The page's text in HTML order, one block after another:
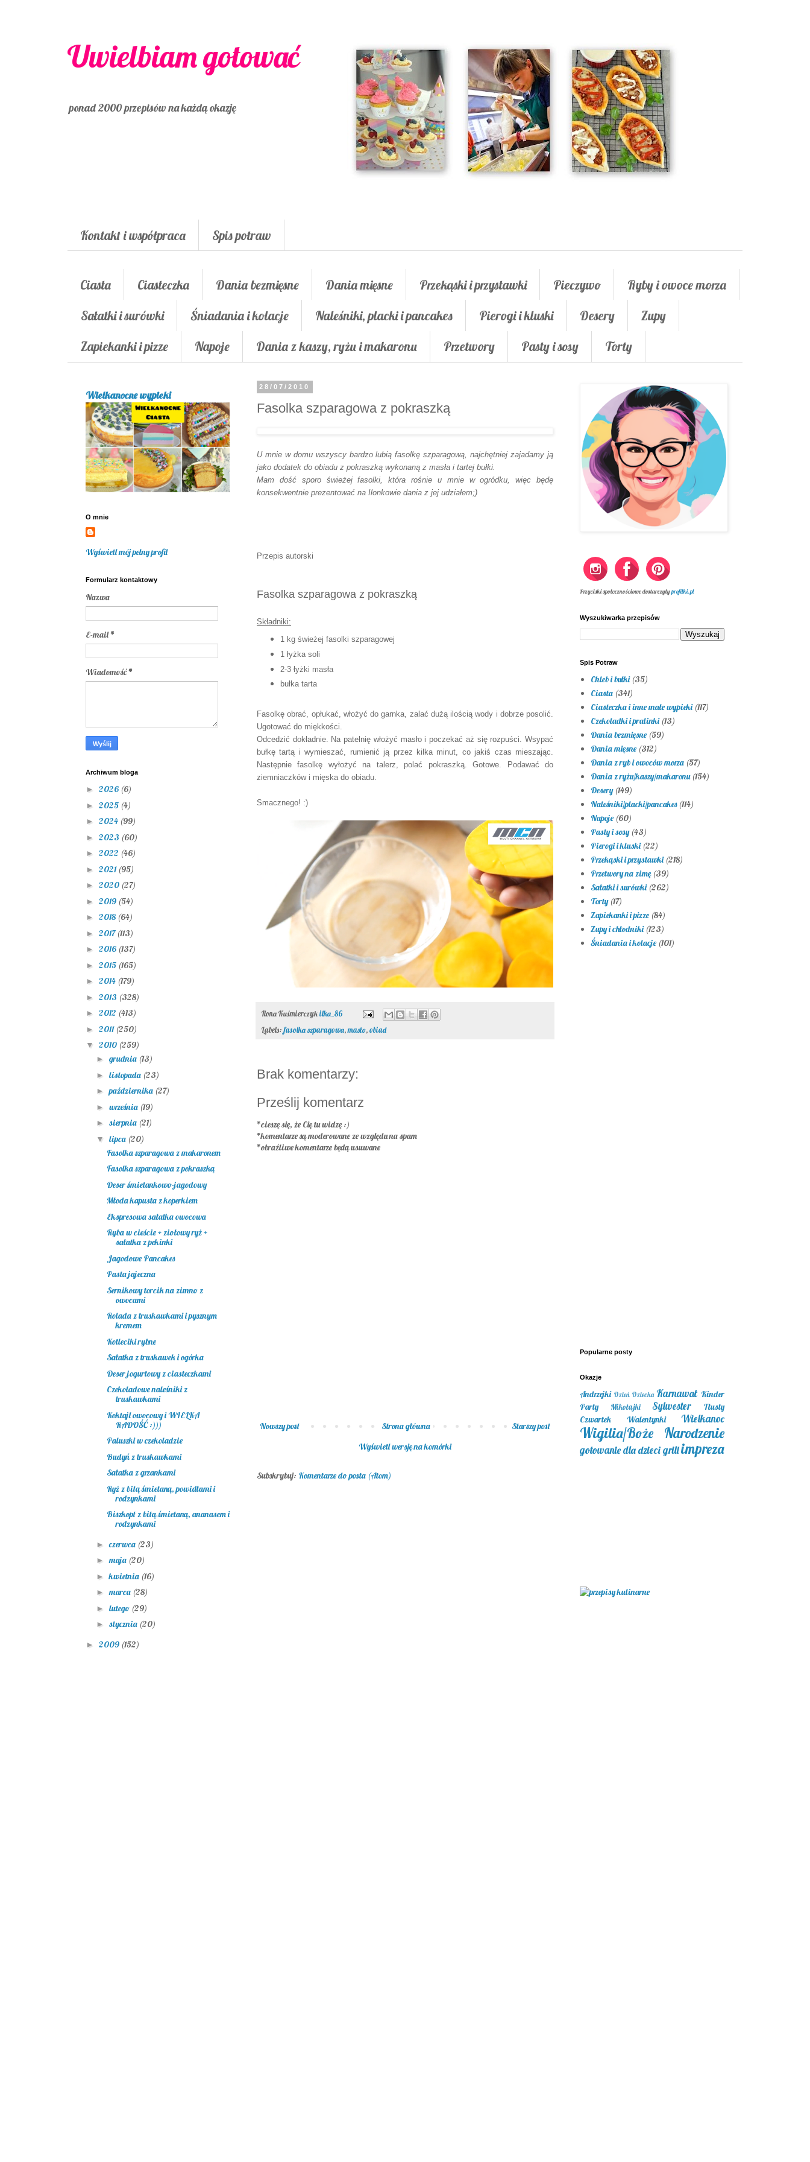
Uwielbiam gotować
ponad 2000 przepisów na każdą okazję
Kontakt i współpraca Spis potraw
Ciasta Ciasteczka Dania bezmięsne Dania mięsne Przekąski i przystawki Pieczywo
Ryby i owoce morza
Sałatki i surówki
Śniadania i kolacje Naleśniki, placki i pancakes Pierogi i kluski Desery
Zupy
Zapiekanki i pizze
Napoje Dania z kaszy, ryżu i makaronu Przetwory Pasty i sosy Torty
28/07/2010
Fasolka szparagowa z pokraszką
U mnie w domu wszyscy bardzo lubią fasolkę szparagową, najchętniej zajadamy ją
jako dodatek do obiadu z pokraszką wykonaną z masła i tartej bułki.
Mam dość sporo świeżej fasolki, która rośnie u mnie w ogródku, więc będę
konsekwentnie prezentować na Ilonkowie dania z jej udziałem;)
Przepis autorski
Fasolka szparagowa z pokraszką
Składniki:
1 kg świeżej fasolki szparagowej
1 łyżka soli
2-3 łyżki masła
bułka tarta
Fasolkę obrać, opłukać, włożyć do garnka, zalać dużą ilością wody i dobrze posolić.
Ugotować do miękkości.
Odcedzić dokładnie. Na patelnię włożyć masło i poczekać aż się rozpuści. Wsypać
bułkę tartą i wymieszać, rumienić ją przez kilka minut, co jakiś czas mieszając.
Następnie fasolkę wyłożyć na talerz, polać pokraszką. Gotowe. Podawać do
ziemniaczków i mięska do obiadu.
Smacznego! :)
Ilona Kuśmierczykilka_86
Labels:fasolka szparagowa,masło,obiad
Brak komentarzy:
Prześlij komentarz
*cieszę się, że Cię tu widzę :)
*komentarze są moderowane ze względu na spam
*obraźliwe komentarze będą usuwane
Nowszy post Starszy post
Strona główna
Wyświetl wersję na komórki
Subskrybuj: Komentarze do posta (Atom)
Wielkanocne wypieki
O mnie
Wyświetl mój pełny profil
Formularz kontaktowy
Nazwa
E-mail*
Wiadomość*
Archiwum bloga
► 2026 (6)
► 2025 (4)
► 2024 (99)
► 2023 (60)
► 2022 (46)
► 2021 (95)
► 2020 (27)
► 2019 (54)
► 2018 (64)
► 2017(113)
► 2016 (137)
► 2015 (165)
► 2014 (179)
► 2013 (328)
► 2012 (413)
► 2011 (250)
▼ 2010 (259)
► grudnia (13)
► listopada (23)
►października (27)
► września (19)
► sierpnia (21)
▼ lipca (20)
Fasolka szparagowa z makaronem
Fasolka szparagowa z pokraszką
Deser śmietankowo-jagodowy
Młoda kapusta z koperkiem
Ekspresowa sałatka owocowa
Ryba w cieście + ziołowy ryż +
sałatka z pekinki
Jagodowe Pancakes
Pasta jajeczna
Sernikowy torcik na zimno z
owocami
Rolada z truskawkami i pysznym
kremem
Kotleciki rybne
Sałatka z truskawek i ogórka
Deser jogurtowy z ciasteczkami
Czekoladowe naleśniki z
truskawkami
Koktajl owocowy i WIELKA
RADOŚĆ :)))
Paluszki w czekoladzie
Budyń z truskawkami
Sałatka z grzankami
Ryż z bitą śmietaną, powidłami i
rodzynkami
Biszkopt z bitą śmietaną, ananasem i
rodzynkami
►czerwca (23)
►maja (20)
►kwietnia (16)
►marca (28)
► lutego (29)
► stycznia (20)
► 2009 (152)
Przyciski społecznościowe dostarczyłyprofilki.pl
Wyszukiwarka przepisów
Spis Potraw
Chleb i bułki (35)
Ciasta (341)
Ciasteczka i inne małe wypieki (117)
Czekoladki i pralinki (13)
Dania bezmięsne (59)
Dania mięsne (312)
Dania z ryb i owoców morza (57)
Dania z ryżu/kaszy/makaronu (154)
Desery (149)
Naleśniki/placki/pancakes (114)
Napoje (60)
Pasty i sosy (43)
Pierogi i kluski (22)
Przekąski i przystawki (218)
Przetwory na zimę (39)
Sałatki i surówki (262)
Torty (17)
Zapiekanki i pizze (84)
Zupy i chłodniki (123)
Śniadania i kolacje (101)
Popularne posty
Okazje
Andrzejki Dzień Dziecka Karnawał Kinder
Party
Mikołajki Sylwester
Tłusty
Czwartek
Walentynki Wielkanoc
Wigilia/Boże Narodzenie
gotowanie dla dziecigrillimpreza